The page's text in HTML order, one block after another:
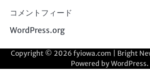
コメントフィード
WordPress.org
Copyright © 2026fyiowa.com | Bright
Powered byWordPress.